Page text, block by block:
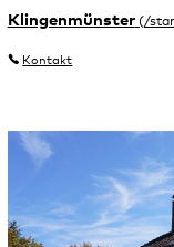
Klingenmünster
Kontakt